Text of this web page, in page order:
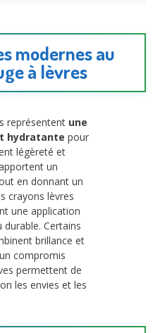
modernes au
à lèvres
représentent une
hydratante pour
légèreté et
un
en donnant un
crayons lèvres
une application
Certains
brillance et
compromis
permettent de
les envies et les